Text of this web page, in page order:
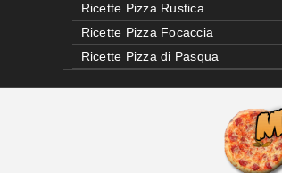
Ricette Pizza Rustica
Ricette Pizza Focaccia
Ricette Pizza di Pasqua